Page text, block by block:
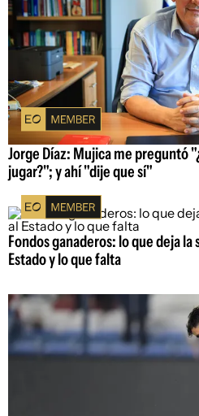
Jorge Díaz: Mujica me preguntó
jugar?"; y ahí "dije que sí"
Fondos ganaderos: lo que deja
Estado y lo que falta